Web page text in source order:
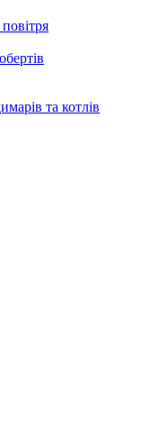
та котлів